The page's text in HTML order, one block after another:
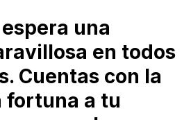
una
en todos
Cuentas con la
fortuna a tu